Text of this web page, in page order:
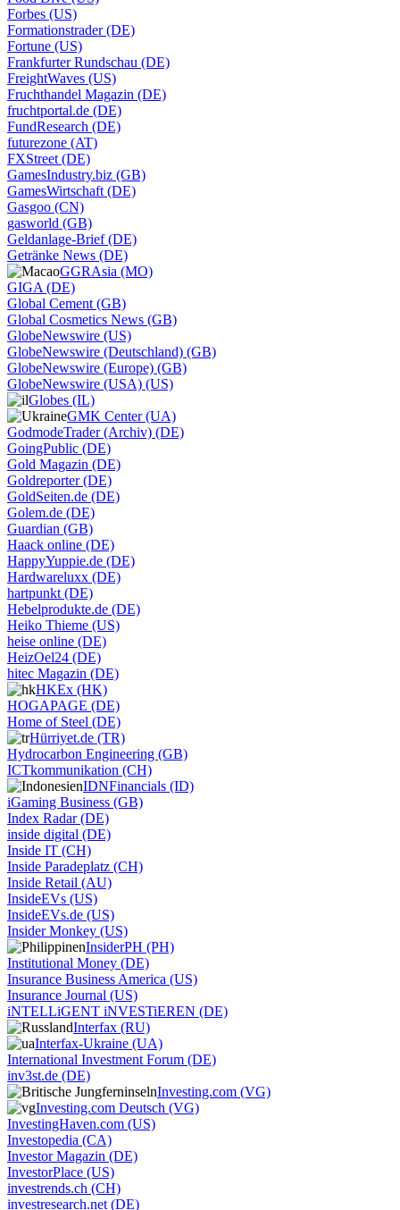
Forbes (US)
Formationstrader (DE)
Fortune (US)
Frankfurter Rundschau (DE)
FreightWaves (US)
Fruchthandel Magazin (DE)
fruchtportal.de (DE)
FundResearch (DE)
futurezone (AT)
FXStreet (DE)
GamesIndustry.biz (GB)
GamesWirtschaft (DE)
Gasgoo (CN)
gasworld (GB)
Geldanlage-Brief (DE)
Getränke News (DE)
GGRAsia (MO)
GIGA (DE)
Global Cement (GB)
Global Cosmetics News (GB)
GlobeNewswire (US)
GlobeNewswire (Deutschland) (GB)
GlobeNewswire (Europe) (GB)
GlobeNewswire (USA) (US)
Globes (IL)
GMK Center (UA)
GodmodeTrader (Archiv) (DE)
GoingPublic (DE)
Gold Magazin (DE)
Goldreporter (DE)
GoldSeiten.de (DE)
Golem.de (DE)
Guardian (GB)
Haack online (DE)
HappyYuppie.de (DE)
Hardwareluxx (DE)
hartpunkt (DE)
Hebelprodukte.de (DE)
Heiko Thieme (US)
heise online (DE)
HeizOel24 (DE)
hitec Magazin (DE)
HKEx (HK)
HOGAPAGE (DE)
Home of Steel (DE)
Hürriyet.de (TR)
Hydrocarbon Engineering (GB)
ICTkommunikation (CH)
IDNFinancials (ID)
iGaming Business (GB)
Index Radar (DE)
inside digital (DE)
Inside IT (CH)
Inside Paradeplatz (CH)
Inside Retail (AU)
InsideEVs (US)
InsideEVs.de (US)
Insider Monkey (US)
InsiderPH (PH)
Institutional Money (DE)
Insurance Business America (US)
Insurance Journal (US)
iNTELLiGENT iNVESTiEREN (DE)
Interfax (RU)
Interfax-Ukraine (UA)
International Investment Forum (DE)
inv3st.de (DE)
Investing.com (VG)
Investing.com Deutsch (VG)
InvestingHaven.com (US)
Investopedia (CA)
Investor Magazin (DE)
InvestorPlace (US)
investrends.ch (CH)
investresearch.net (DE)